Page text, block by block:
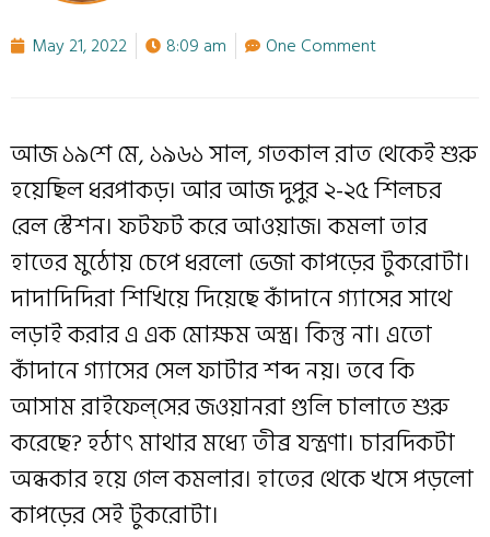
May 21, 2022 8:09 am One Comment
আজ ১৯শে মে, ১৯৬১ সাল, গতকাল রাত থেকেই শুরু
হয়েছিল ধরপাকড়। আর আজ দুপুর ২-২৫ শিলচর
রেল স্টেশন। ফটফট করে আওয়াজ। কমলা তার
হাতের মুঠোয় চেপে ধরলো ভেজা কাপড়ের টুকরোটা।
দাদাদিদিরা শিখিয়ে দিয়েছে কাঁদানে গ্যাসের সাথে
লড়াই করার এ এক মোক্ষম অস্ত্র। কিন্তু না। এতো
কাঁদানে গ্যাসের সেল ফাটার শব্দ নয়। তবে কি
আসাম রাইফেল্‌সের জওয়ানরা গুলি চালাতে শুরু
করেছে? হঠাৎ মাথার মধ্যে তীব্র যন্ত্রণা। চারদিকটা
অন্ধকার হয়ে গেল কমলার। হাতের থেকে খসে পড়লো
কাপড়ের সেই টুকরোটা।